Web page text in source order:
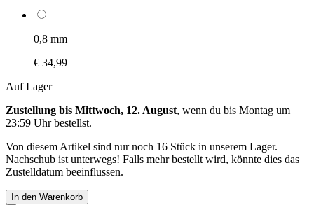
0,8 mm
€ 34,99
Auf Lager
Zustellung bis Mittwoch, 12. August, wenn du bis Montag um
23:59 Uhrbestellst.
Von diesem Artikel sind nur noch 16 Stück in unserem Lager.
Nachschub ist unterwegs! Falls mehr bestellt wird, könnte dies das
Zustelldatum beeinflussen.
In den Warenkorb